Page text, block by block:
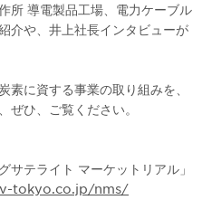
所 導電製品工場、電力ケーブル
介や、井上社長インタビューが
素に資する事業の取り組みを、
ぜひ、ご覧ください。
テライト マーケットリアル」
tokyo.co.jp/nms/